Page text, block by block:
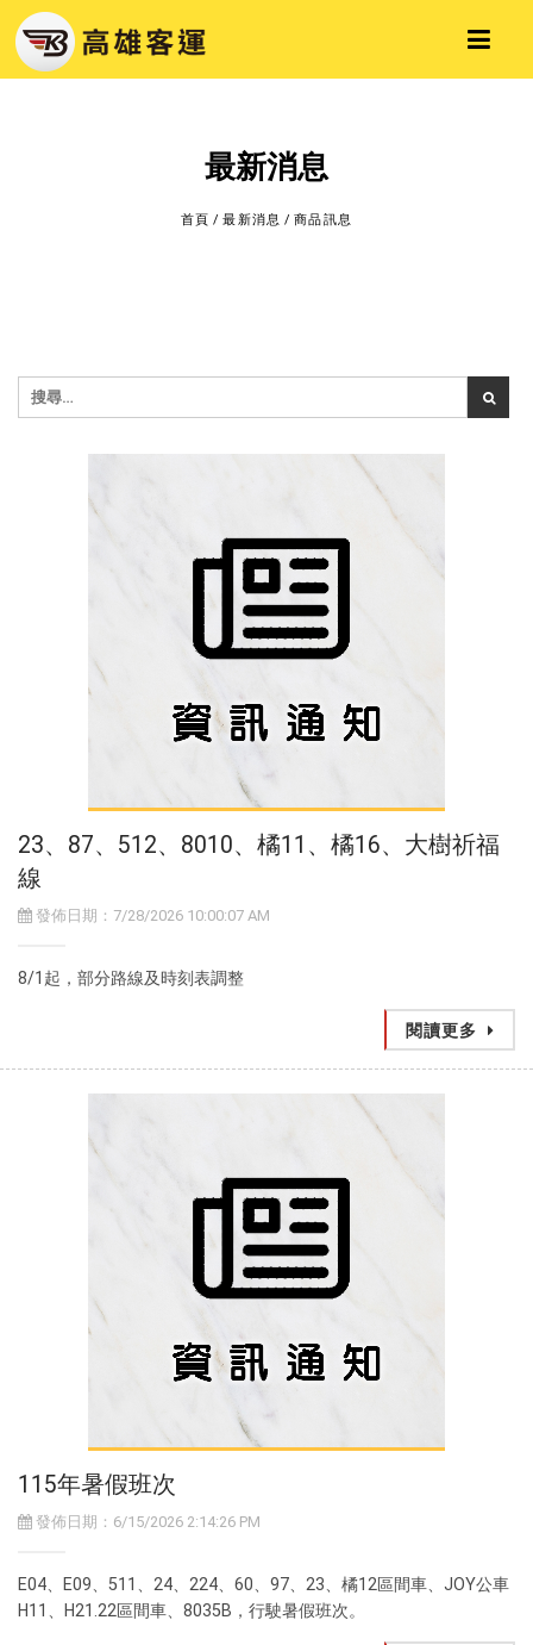
最新消息
首頁 /最新消息 /商品訊息
23、87、512、8010、橘11、橘16、大樹祈福
線
發佈日期：7/28/2026 10:00:07 AM
8/1起，部分路線及時刻表調整
閱讀更多
115年暑假班次
發佈日期：6/15/2026 2:14:26 PM
E04、E09、511、24、224、60、97、23、橘12區間車、JOY公車
H11、H21.22區間車、8035B，行駛暑假班次。